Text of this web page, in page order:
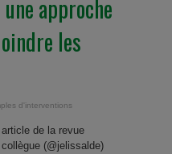
approche
les
d'interventions
article de la revue
(@jelissalde)